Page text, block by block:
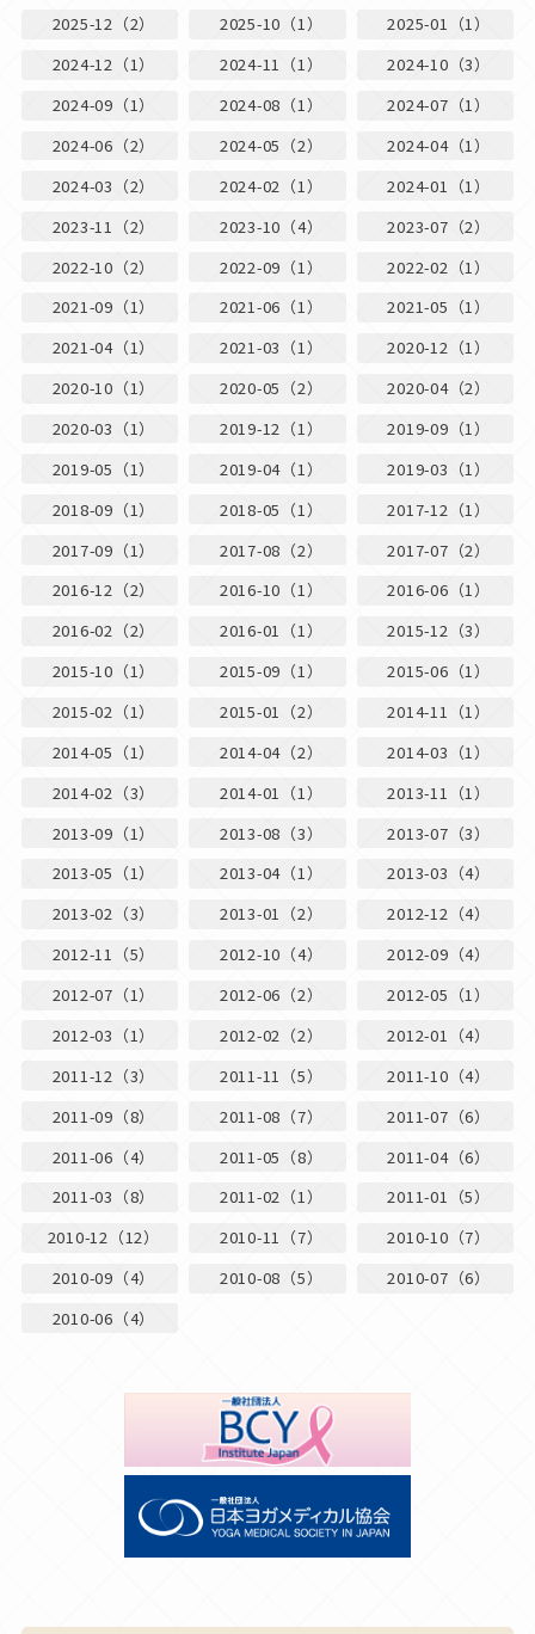
2025-12（2）
2025-10（1）
2025-01（1）
2024-12（1）
2024-11（1）
2024-10（3）
2024-09（1）
2024-08（1）
2024-07（1）
2024-06（2）
2024-05（2）
2024-04（1）
2024-03（2）
2024-02（1）
2024-01（1）
2023-11（2）
2023-10（4）
2023-07（2）
2022-10（2）
2022-09（1）
2022-02（1）
2021-09（1）
2021-06（1）
2021-05（1）
2021-04（1）
2021-03（1）
2020-12（1）
2020-10（1）
2020-05（2）
2020-04（2）
2020-03（1）
2019-12（1）
2019-09（1）
2019-05（1）
2019-04（1）
2019-03（1）
2018-09（1）
2018-05（1）
2017-12（1）
2017-09（1）
2017-08（2）
2017-07（2）
2016-12（2）
2016-10（1）
2016-06（1）
2016-02（2）
2016-01（1）
2015-12（3）
2015-10（1）
2015-09（1）
2015-06（1）
2015-02（1）
2015-01（2）
2014-11（1）
2014-05（1）
2014-04（2）
2014-03（1）
2014-02（3）
2014-01（1）
2013-11（1）
2013-09（1）
2013-08（3）
2013-07（3）
2013-05（1）
2013-04（1）
2013-03（4）
2013-02（3）
2013-01（2）
2012-12（4）
2012-11（5）
2012-10（4）
2012-09（4）
2012-07（1）
2012-06（2）
2012-05（1）
2012-03（1）
2012-02（2）
2012-01（4）
2011-12（3）
2011-11（5）
2011-10（4）
2011-09（8）
2011-08（7）
2011-07（6）
2011-06（4）
2011-05（8）
2011-04（6）
2011-03（8）
2011-02（1）
2011-01（5）
2010-12（12）
2010-11（7）
2010-10（7）
2010-09（4）
2010-08（5）
2010-07（6）
2010-06（4）